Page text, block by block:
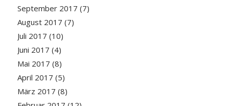
September 2017 (7)
August 2017 (7)
Juli 2017 (10)
Juni 2017 (4)
Mai 2017 (8)
April 2017 (5)
März 2017 (8)